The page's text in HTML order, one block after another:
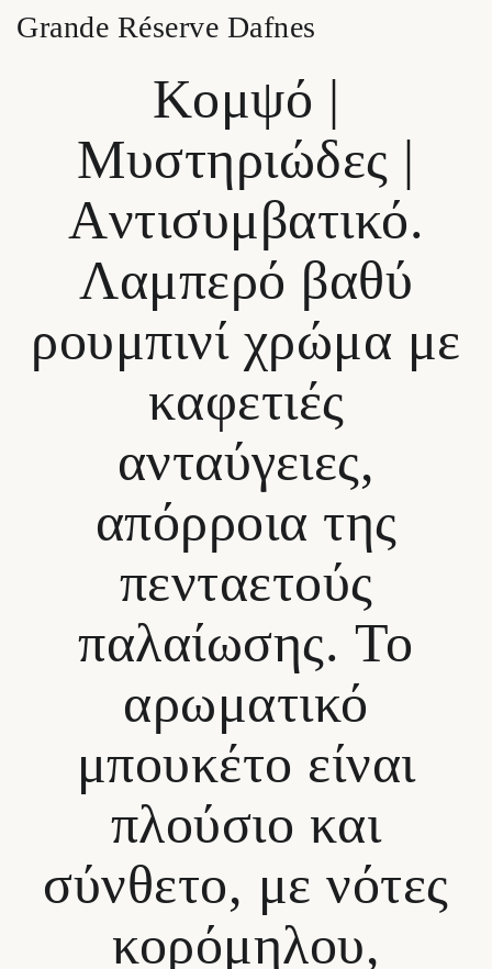
Grande Réserve Dafnes
Κομψό |
Mυστηριώδες |
Aντισυμβατικό.
Λαμπερό βαθύ
ρουμπινί χρώμα με
καφετιές
ανταύγειες,
απόρροια της
πενταετούς
παλαίωσης. Το
αρωματικό
μπουκέτο είναι
πλούσιο και
σύνθετο, με νότες
κορόμηλου,